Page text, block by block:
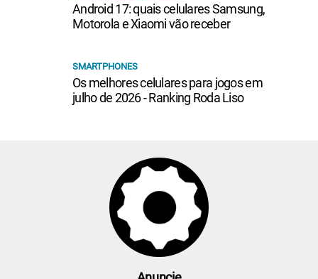
Android 17: quais celulares Samsung,
Motorola e Xiaomi vão receber
SMARTPHONES
Os melhores celulares para jogos em
julho de 2026 - Ranking Roda Liso